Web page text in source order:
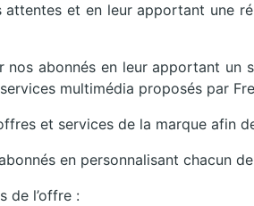
attentes et en leur apportant une
nos abonnés en leur apportant un
multimédia proposés par
et services de la marque afin
en personnalisant chacun
de l’offre :